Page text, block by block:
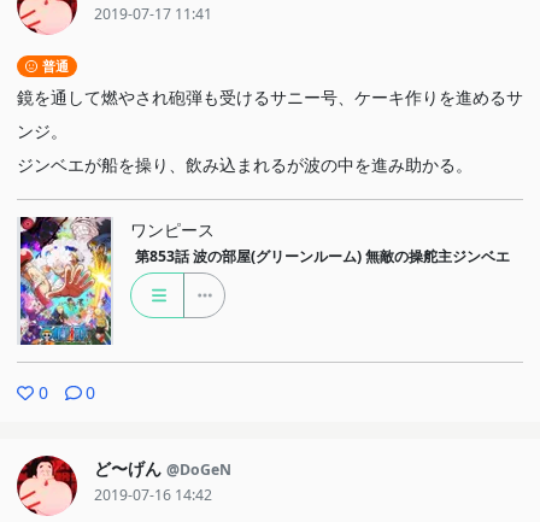
2019-07-17 11:41
普通
鏡を通して燃やされ砲弾も受けるサニー号、ケーキ作りを進めるサ
ンジ。
ジンベエが船を操り、飲み込まれるが波の中を進み助かる。
ワンピース
第853話 波の部屋(グリーンルーム) 無敵の操舵主ジンベエ
0 0
ど〜げん @DoGeN
2019-07-16 14:42